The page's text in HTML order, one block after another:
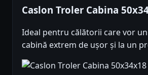
Caslon Troler Cabina
Ideal pentru călătorii care vor
cabină extrem de ușor și la un